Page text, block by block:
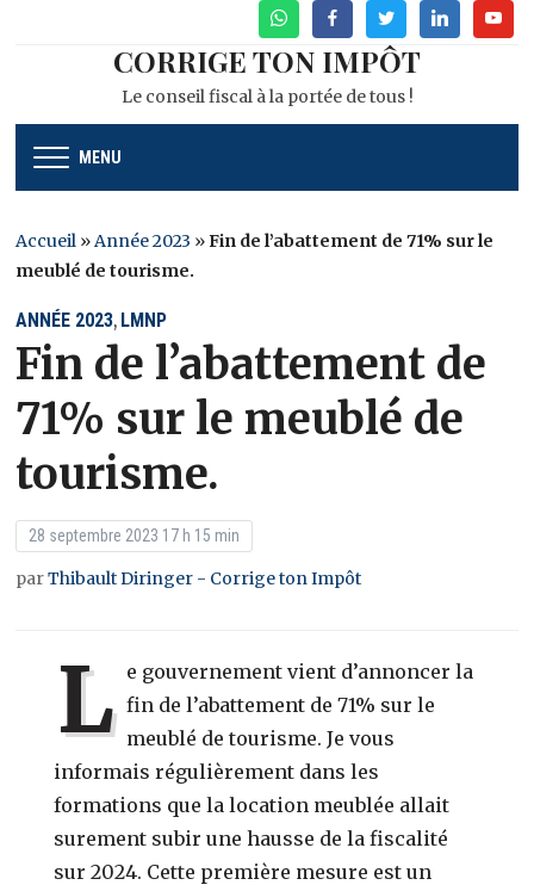
WhatsAppFacebookTwitterLinkedin
CORRIGE TON IMPÔT
Le conseil fiscal à la portée de tous !
MENU
Accueil »Année 2023 »Fin de l’abattement de 71% sur le
meublé de tourisme.
ANNÉE 2023, LMNP
Fin de l’abattement de
71% sur le meublé de
tourisme.
28 septembre 2023 17 h 15 min
parThibault Diringer - Corrige ton Impôt
L e gouvernement vient d’annoncer la
fin de l’abattement de 71% sur le
meublé de tourisme. Je vous
informais régulièrement dans les
formations que la location meublée allait
surement subir une hausse de la fiscalité
sur 2024. Cette première mesure est un